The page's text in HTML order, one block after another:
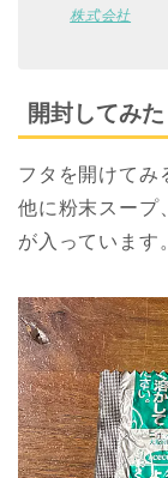
株式会社
開封してみた
フタを開けてみ
他に粉末スープ
が入っています。